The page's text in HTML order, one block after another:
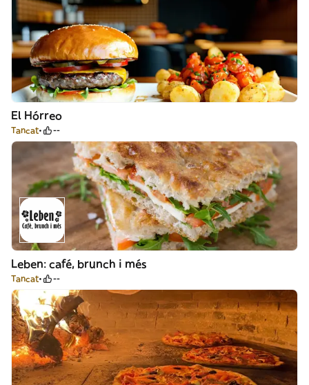
El Hórreo
Tancat --
Leben: café, brunch i més
Tancat --